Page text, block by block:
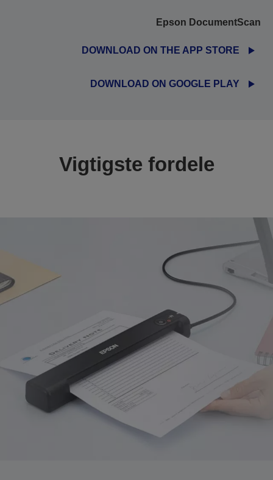
Epson DocumentScan
DOWNLOAD ON THE APP STORE
DOWNLOAD ON GOOGLE PLAY
Vigtigste fordele